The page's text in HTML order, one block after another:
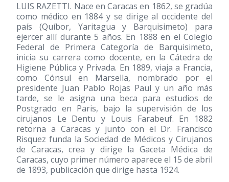
LUIS RAZETTI. Nace en Caracas en 1862, se gradúa
como médico en 1884 y se dirige al occidente del
país (Quíbor, Yaritagua y Barquisimeto) para
ejercer allí durante 5 años. En 1888 en el Colegio
Federal de Primera Categoría de Barquisimeto,
inicia su carrera como docente, en la Cátedra de
Higiene Pública y Privada. En 1889, viaja a Francia,
como Cónsul en Marsella, nombrado por el
presidente Juan Pablo Rojas Paul y un año más
tarde, se le asigna una beca para estudios de
Postgrado en Paris, bajo la supervisión de los
cirujanos Le Dentu y Louis Farabeuf. En 1882
retorna a Caracas y junto con el Dr. Francisco
Risquez funda la Sociedad de Médicos y Cirujanos
de Caracas, crea y dirige la Gaceta Médica de
Caracas, cuyo primer número aparece el 15 de abril
de 1893, publicación que dirige hasta 1924.